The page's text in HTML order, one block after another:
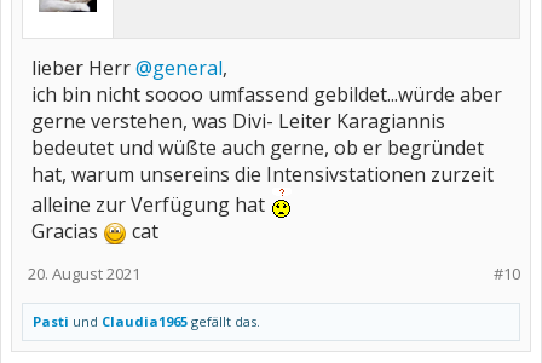
lieber Herr@general,
ich bin nicht soooo umfassend gebildet...würde aber
gerne verstehen, was Divi- Leiter Karagiannis
bedeutet und wüßte auch gerne, ob er begründet
hat, warum unsereins die Intensivstationen zurzeit
alleine zur Verfügung hat
Gracias
cat
#10
20. August 2021
Pasti und Claudia1965 gefällt das.